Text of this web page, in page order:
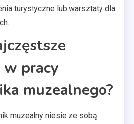
turystyczne lub warsztaty dla
pracy
muzealnego?
muzealny niesie ze sobą